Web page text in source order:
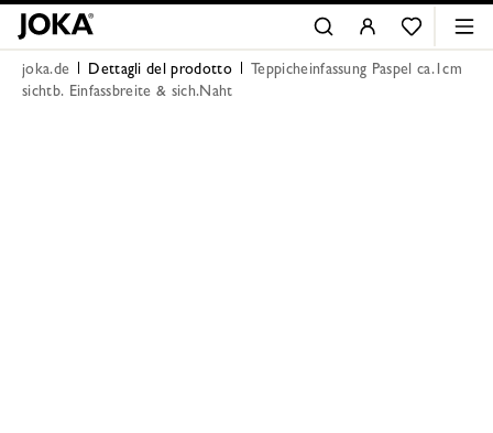
joka.de Dettagli del prodotto
Teppicheinfassung Paspel ca.1cm
sichtb. Einfassbreite & sich.Naht